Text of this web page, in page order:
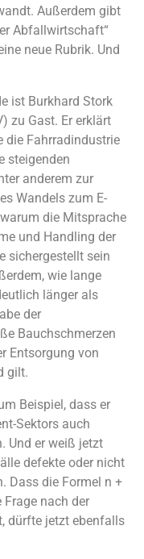
Außerdem gibt
Abfallwirtschaft“
neue Rubrik. Und
ist Burkhard Stork
zu Gast. Er erklärt
die Fahrradindustrie
steigenden
anderem zur
Wandels zum E-
die Mitsprache
und Handling der
sichergestellt sein
wie lange
länger als
der
Bauchschmerzen
Entsorgung von
gilt.
Beispiel, dass er
Sektors auch
Und er weiß jetzt
defekte oder nicht
Dass die Formel n +
nach der
dürfte jetzt ebenfalls